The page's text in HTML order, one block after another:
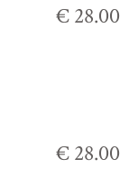
€ 28.00
€ 28.00